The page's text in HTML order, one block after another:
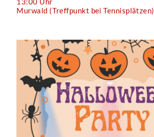
Murwald (Treffpunkt bei Tennisplätzen)